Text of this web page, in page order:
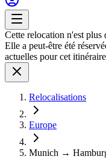
Cette relocation n'est plus
Elle a peut-être été
actuelles pour cet
Relocalisations
Europe
Munich →